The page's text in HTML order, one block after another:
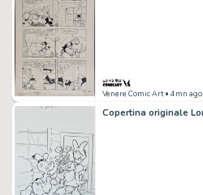
Venere Comic Art• 4mn ago